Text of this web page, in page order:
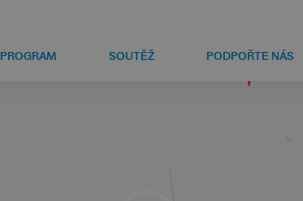
PROGRAM SOUTĚŽ PODPOŘTE NÁS